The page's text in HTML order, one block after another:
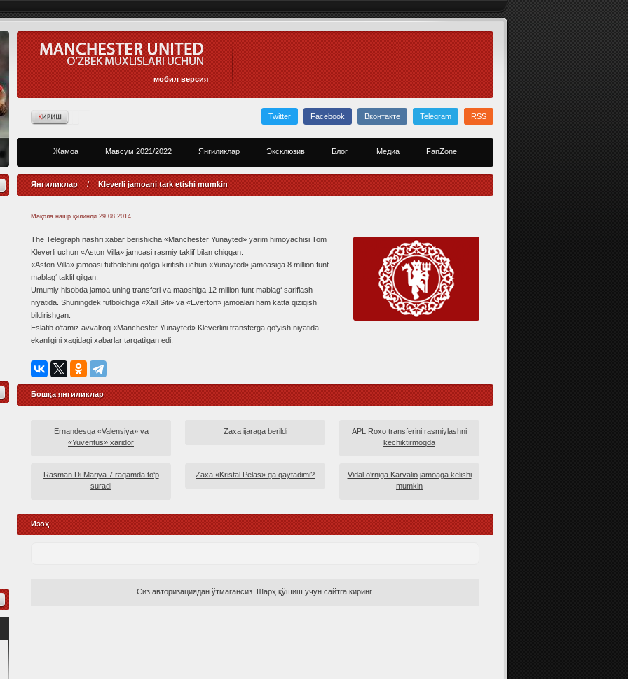
мобил версия
Twitter Facebook Вконтакте Telegram RSS
Жамоа Мавсум 2021/2022 Янгиликлар Эксклюзив Блог Медиа FanZone
Янгиликлар / Kleverli jamoani tark etishi mumkin
Мақола нашр қилинди 29.08.2014
The Telegraph nashri xabar berishicha «Manchester Yunayted» yarim himoyachisi Tom
Kleverli uchun «Aston Villa» jamoasi rasmiy taklif bilan chiqqan.
«Aston Villa» jamoasi futbolchini qo‘lga kiritish uchun «Yunayted» jamoasiga 8 million funt
mablag‘ taklif qilgan.
Umumiy hisobda jamoa uning transferi va maoshiga 12 million funt mablag‘ sariflash
niyatida. Shuningdek futbolchiga «Xall Siti» va «Everton» jamoalari ham katta qiziqish
bildirishgan.
Eslatib o‘tamiz avvalroq «Manchester Yunayted» Kleverlini transferga qo‘yish niyatida
ekanligini xaqidagi xabarlar tarqatilgan edi.
Бошқа янгиликлар
Ernandesga «Valensiya» va
«Yuventus» xaridor
Zaxa ijaraga berildi
APL Roxo transferini rasmiylashni
kechiktirmoqda
Rasman Di Mariya 7 raqamda to‘p
suradi
Zaxa «Kristal Pelas» ga qaytadimi?
Vidal o‘rniga Karvalio jamoaga kelishi
mumkin
Изоҳ
Сиз авторизациядан ўтмагансиз. Шарҳ қўшиш учун сайтга киринг.